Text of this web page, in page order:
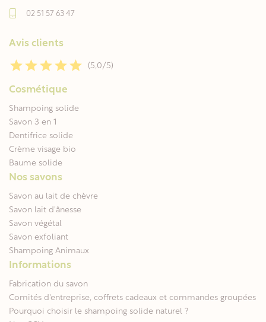
02 51 57 63 47
Avis clients
(5,0/5)
Cosmétique
Shampoing solide
Savon 3 en 1
Dentifrice solide
Crème visage bio
Baume solide
Nos savons
Savon au lait de chèvre
Savon lait d'ânesse
Savon végétal
Savon exfoliant
Shampoing Animaux
Informations
Fabrication du savon
Comités d'entreprise, coffrets cadeaux et commandes groupées
Pourquoi choisir le shampoing solide naturel ?